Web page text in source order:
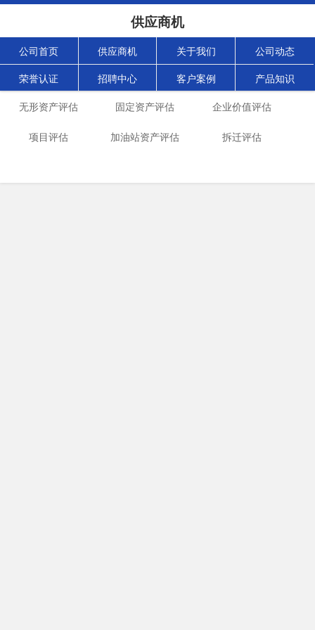
供应商机
公司首页 供应商机 关于我们 公司动态
荣誉认证 招聘中心 客户案例 产品知识
无形资产评估 固定资产评估 企业价值评估
项目评估 加油站资产评估 拆迁评估